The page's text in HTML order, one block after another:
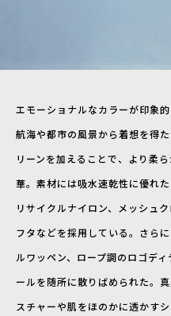
エモーショナルなカラーが印象
航海や都市の風景から着想を得
リーンを加えることで、より柔
華。素材には吸水速乾性に優れ
リサイクルナイロン、メッシュ
フタなどを採用している。さら
ルワッペン、ロープ調のロゴデ
ールを随所に散りばめられた。
スチャーや肌をほのかに透かす